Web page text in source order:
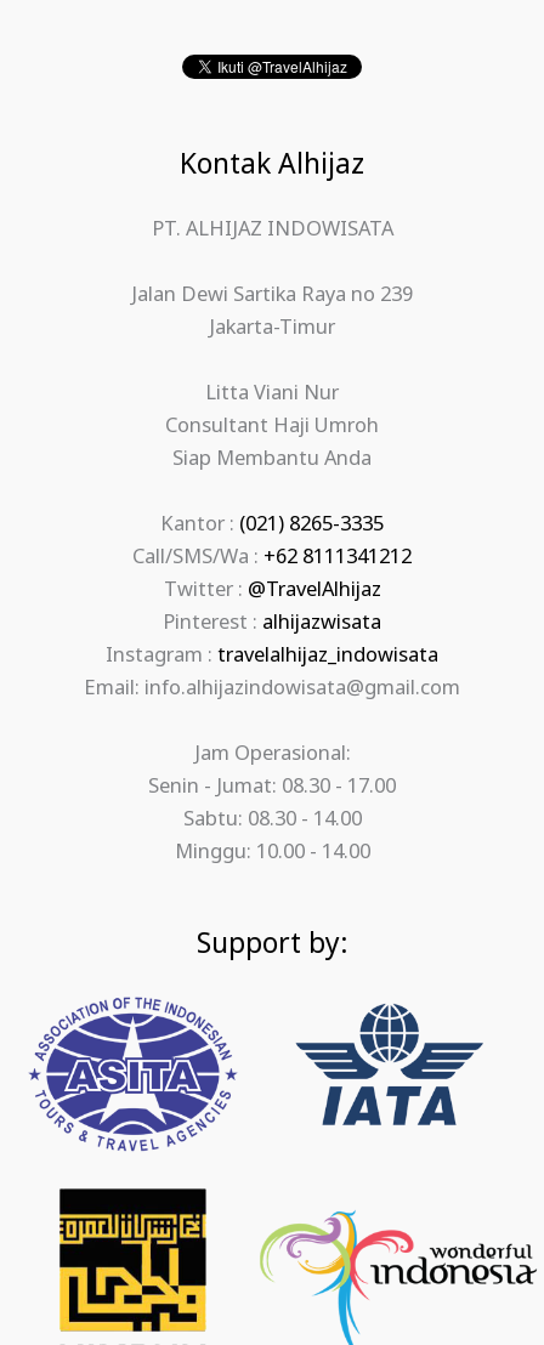
Kontak Alhijaz
PT. ALHIJAZ INDOWISATA
Jalan Dewi Sartika Raya no 239
Jakarta-Timur
Litta Viani Nur
Consultant Haji Umroh
Siap Membantu Anda
Kantor : (021) 8265-3335
Call/SMS/Wa : +62 8111341212
Twitter : @TravelAlhijaz
Pinterest : alhijazwisata
Instagram : travelalhijaz_indowisata
Email: info.alhijazindowisata@gmail.com
Jam Operasional:
Senin - Jumat: 08.30 - 17.00
Sabtu: 08.30 - 14.00
Minggu: 10.00 - 14.00
Support by: